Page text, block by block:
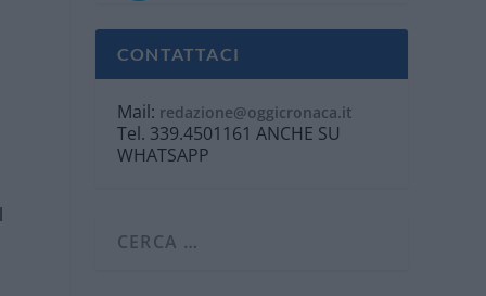
CONTATTACI
Mail: redazione@oggicronaca.it
Tel. 339.4501161 ANCHE SU
WHATSAPP